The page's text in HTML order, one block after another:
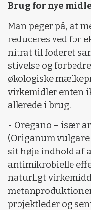
Brug for nye
Man peger på, at
reduceres ved for
nitrat til foderet
stivelse og
økologiske
virkemidler enten
allerede i brug.
- Oregano – især
(Origanum
sit høje indhold af
antimikrobielle
naturligt
projektleder og